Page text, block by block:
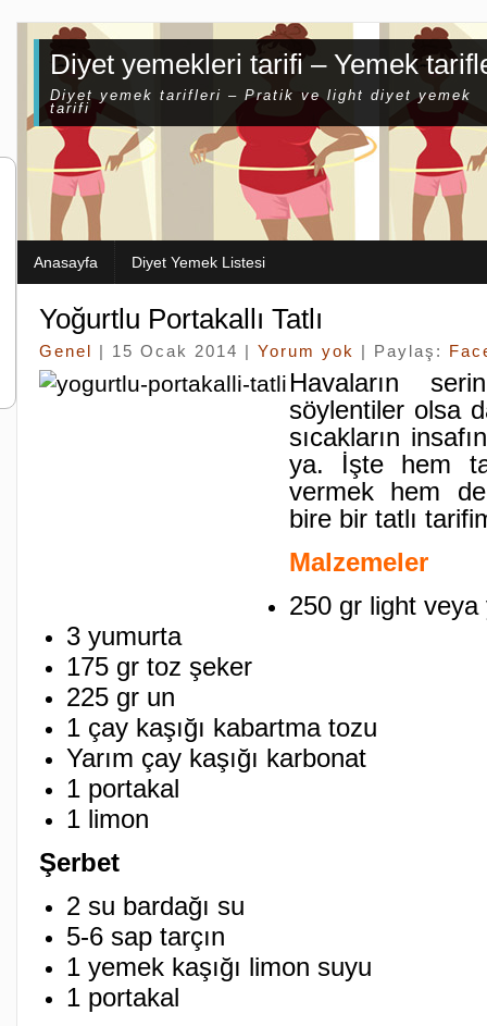
Diyet yemekleri tarifi – Yemek
Diyet yemek tarifleri – Pratik ve light diyet yemek
tarifi
Anasayfa Diyet Yemek Listesi
Yoğurtlu Portakallı Tatlı
Genel | 15 Ocak 2014 | Yorum yok | Paylaş:
Havaların
söylentiler olsa
sıcakların
ya. İşte hem
vermek hem
bire bir tatlı
Malzemeler
250 gr light veya
3 yumurta
175 gr toz şeker
225 gr un
1 çay kaşığı kabartma tozu
Yarım çay kaşığı karbonat
1 portakal
1 limon
Şerbet
2 su bardağı su
5-6 sap tarçın
1 yemek kaşığı limon suyu
1 portakal